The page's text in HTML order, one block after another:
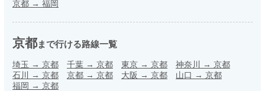
京都 → 福岡
京都まで行ける路線一覧
埼玉 → 京都 千葉 → 京都 東京 → 京都 神奈川 → 京都
石川 → 京都 京都 → 京都 大阪 → 京都 山口 → 京都
福岡 → 京都